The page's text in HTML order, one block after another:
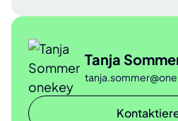
Tanja